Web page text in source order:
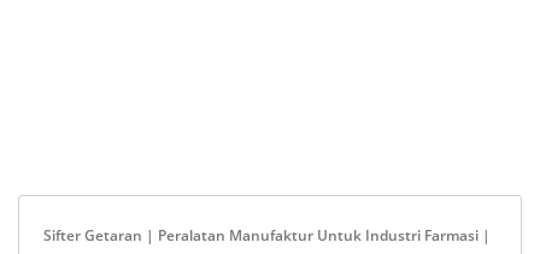
Sifter Getaran | Peralatan Manufaktur Untuk Industri Farmasi |